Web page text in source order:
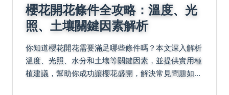
櫻花開花條件全攻略：溫度、光
照、土壤關鍵因素解析
你知道櫻花開花需要滿足哪些條件嗎？本文深入解析
溫度、光照、水分和土壤等關鍵因素，並提供實用種
植建議，幫助你成功讓櫻花盛開，解決常見問題如櫻